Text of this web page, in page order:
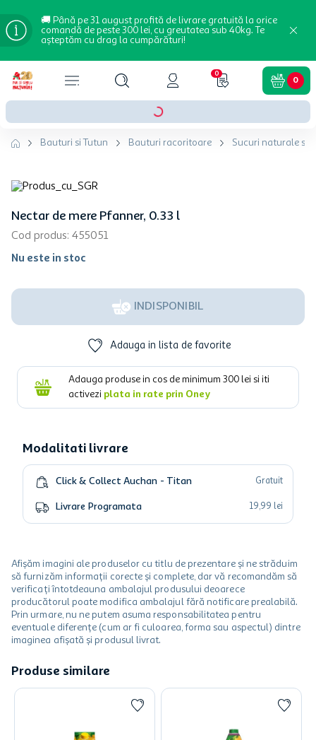
🚚 Până pe 31 august profită de livrare gratuită la orice
comandă de peste 300 lei, cu greutatea sub 40kg. Te
așteptăm cu drag la cumpărături!
0
0
Bauturi si Tutun Bauturi racoritoare Sucuri naturale si
Nectar de mere Pfanner, 0.33 l
Cod produs: 455051
Nu este in stoc
INDISPONIBIL
Adauga in lista de favorite
Adauga produse in cos de minimum 300 lei si iti
activezi plata in rate prin Oney
Modalitati livrare
Click & Collect Auchan - Titan Gratuit
Livrare Programata 19,99 lei
Afișăm imagini ale produselor cu titlu de prezentare și ne străduim
să furnizăm informații corecte și complete, dar vă recomandăm să
verificați întotdeauna ambalajul produsului deoarece
producătorul poate modifica ambalajul fără notificare prealabilă.
Prin urmare, nu ne putem asuma responsabilitatea pentru
eventuale diferențe (cum ar fi culoarea, forma sau aspectul) dintre
imaginea afișată și produsul livrat.
Produse similare